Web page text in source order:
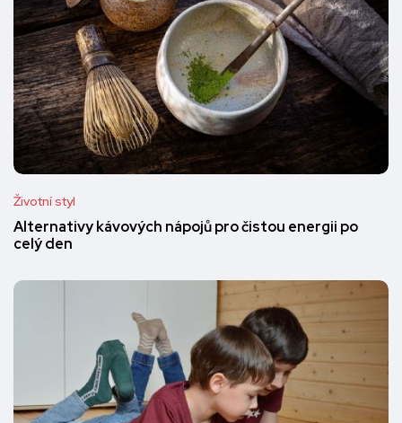
Životní styl
Alternativy kávových nápojů pro čistou energii po
celý den